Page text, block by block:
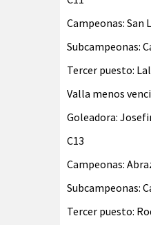
Campeonas: San
Subcampeonas:
Tercer puesto:
Valla menos
Goleadora:
C13
Campeonas:
Subcampeonas:
Tercer puesto: